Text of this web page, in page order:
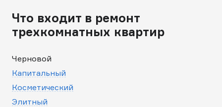
Что входит в ремонт
трехкомнатных квартир
Черновой
Капитальный
Косметический
Элитный